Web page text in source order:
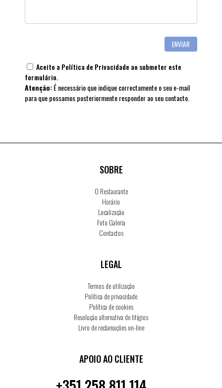
Aceito a Política de Privacidade ao submeter este
formulário.
Atenção:É necessário que indique correctamente o seu e-mail
para que possamos posteriormente responder ao seu contacto.
SOBRE
O Restaurante
Horário
Localização
Foto Galeria
Contactos
LEGAL
Termos de utilização
Política de privacidade
Política de cookies
Resolução alternativa de litígios
Livro de reclamações on-line
APOIO AO CLIENTE